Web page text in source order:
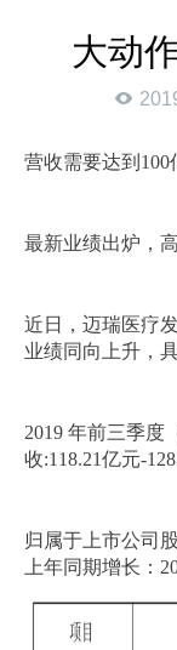
大动
营收需要达到100
最新业绩出炉，
近日，迈瑞医疗
业绩同向上升，
2019 年前三季度
收:118.21亿元-
归属于上市公司
上年同期增长：